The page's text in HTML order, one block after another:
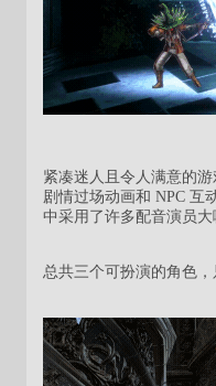
紧凑迷人且令人满意的
剧情过场动画和 NPC 互
中采用了许多配音演员大
总共三个可扮演的角色